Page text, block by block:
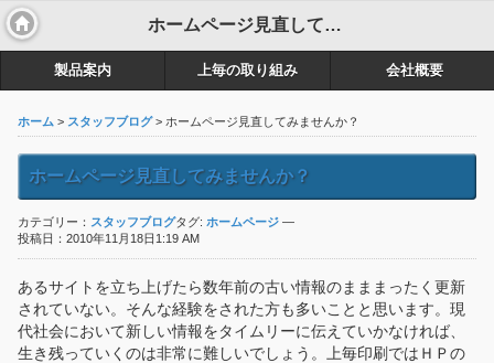
ホームページ見直してみませんか？
製品案内 上毎の取り組み 会社概要
ホーム > スタッフブログ> ホームページ見直してみませんか？
ホームページ見直してみませんか？
カテゴリー： スタッフブログタグ: ホームページ —
投稿日：2010年11月18日1:19 AM
あるサイトを立ち上げたら数年前の古い情報のまままったく更新
されていない。そんな経験をされた方も多いことと思います。現
代社会において新しい情報をタイムリーに伝えていかなければ、
生き残っていくのは非常に難しいでしょう。上毎印刷ではＨＰの